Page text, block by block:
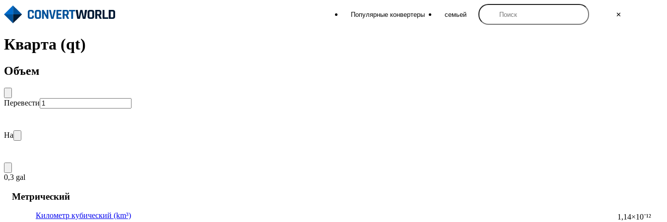
✕
Популярные конвертеры семьей
Кварта (qt)
Объем
Перевести
На
0,3 gal
Метрический
Километр кубический (km³) 1,14×10⁻¹²